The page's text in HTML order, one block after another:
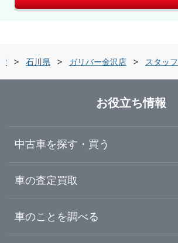
石川県 ガリバー金沢店 スタッフ
お役立ち情報
中古車を探す・買う
中古車情報・中古車検索
初めての中古車購入ガイド
車の査定買取
車査定・車買取ならガリバー
車のことを調べる